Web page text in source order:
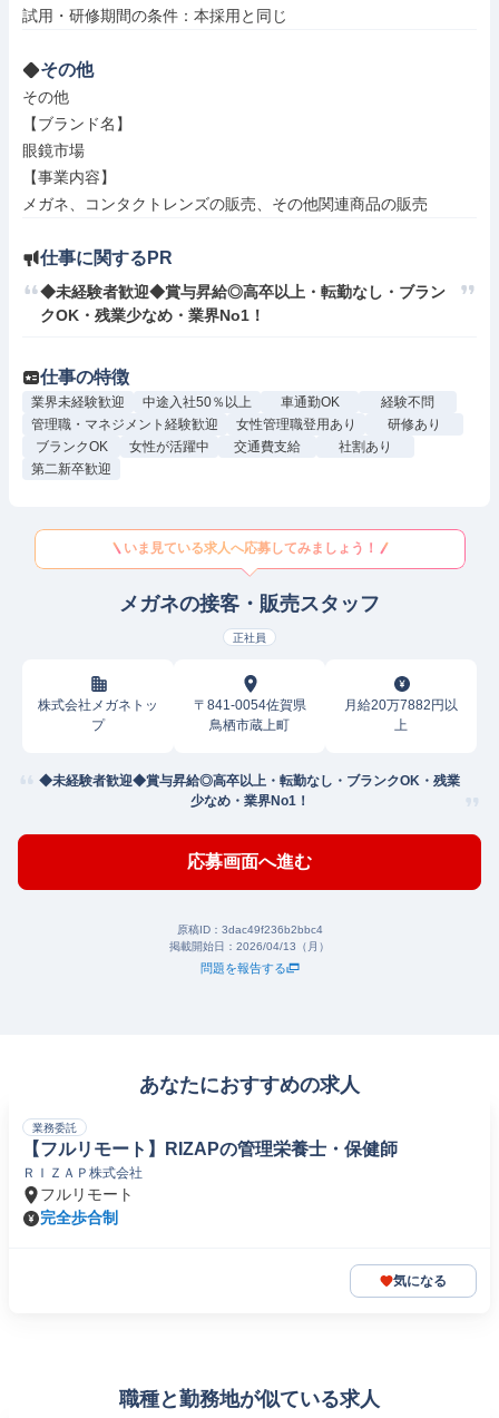
その他
その他
【ブランド名】
眼鏡市場
【事業内容】
メガネ、コンタクトレンズの販売、その他関連商品の販売
仕事に関するPR
◆未経験者歓迎◆賞与昇給◎高卒以上・転勤なし・ブラン
クOK・残業少なめ・業界No1！
仕事の特徴
業界未経験歓迎 中途入社50％以上 車通勤OK
経験不問
管理職・マネジメント経験歓迎
女性管理職登用あり
研修あり
ブランクOK
女性が活躍中 交通費支給
社割あり
第二新卒歓迎
いま見ている求人へ応募してみましょう！
メガネの接客・販売スタッフ
正社員
株式会社メガネトッ
プ
〒841-0054佐賀県
鳥栖市蔵上町
月給20万7882円以
上
◆未経験者歓迎◆賞与昇給◎高卒以上・転勤なし・ブランクOK・残業
少なめ・業界No1！
応募画面へ進む
原稿ID： 3dac49f236b2bbc4
掲載開始日： 2026/04/13（月）
問題を報告する
あなたにおすすめの求人
業務委託
【フルリモート】RIZAPの管理栄養士・保健師
ＲＩＺＡＰ株式会社
フルリモート
完全歩合制
気になる
職種と勤務地が似ている求人